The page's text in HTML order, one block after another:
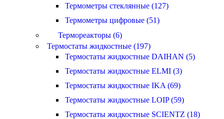
Термометры стеклянные (127)
Термометры цифровые (51)
Термореакторы (6)
Термостаты жидкостные (197)
Термостаты жидкостные DAIHAN (5)
Термостаты жидкостные ELMI (3)
Термостаты жидкостные IKA (69)
Термостаты жидкостные LOIP (59)
Термостаты жидкостные SCIENTZ (18)